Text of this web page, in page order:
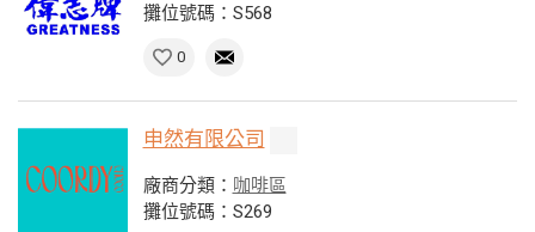
攤位號碼：S568
0
申然有限公司
廠商分類： 咖啡區
攤位號碼：S269